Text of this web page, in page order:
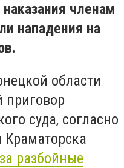
членам
нападения на
области
приговор
суда, согласно
Краматорска
разбойные